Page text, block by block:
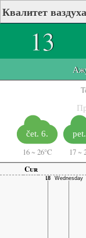
Квалитет
13
čet. 6.
16 ~ 26°C 17 ~
Cur